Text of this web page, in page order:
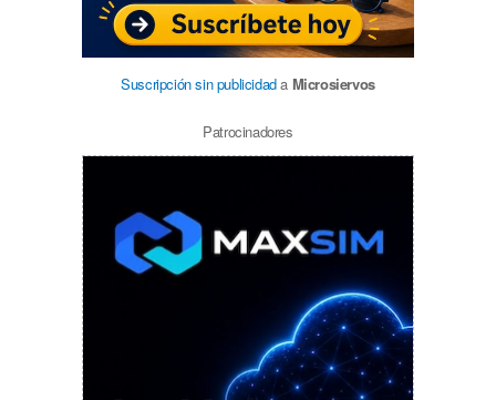
Suscripción sin publicidada Microsiervos
Patrocinadores